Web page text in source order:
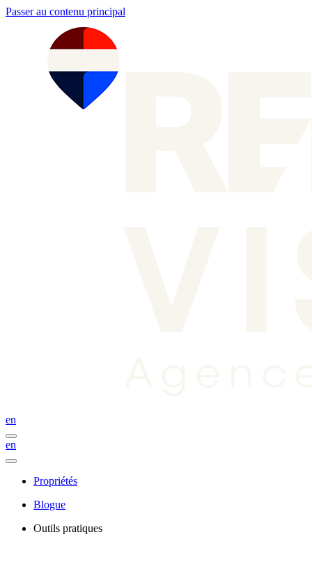
Passer au contenu principal
en
en
Propriétés
Blogue
Outils pratiques